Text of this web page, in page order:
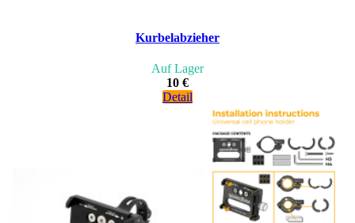
Kurbelabzieher
Auf Lager
10 €
Detail